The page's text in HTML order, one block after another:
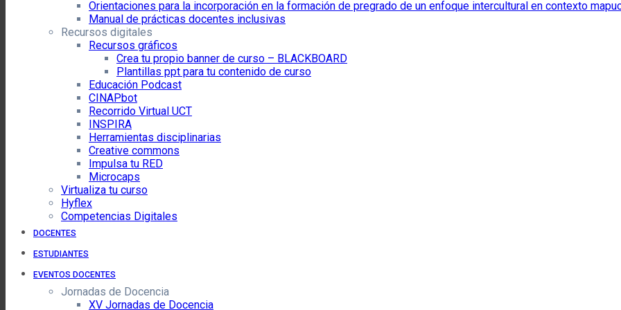
Orientaciones para la incorporación en la formación de pregrado de un enfoque intercultural en contexto
Manual de prácticas docentes inclusivas
Recursos digitales
Recursos gráficos
Crea tu propio banner de curso – BLACKBOARD
Plantillas ppt para tu contenido de curso
Educación Podcast
CINAPbot
Recorrido Virtual UCT
INSPIRA
Herramientas disciplinarias
Creative commons
Impulsa tu RED
Microcaps
Virtualiza tu curso
Hyflex
Competencias Digitales
DOCENTES
ESTUDIANTES
EVENTOS DOCENTES
Jornadas de Docencia
XV Jornadas de Docencia